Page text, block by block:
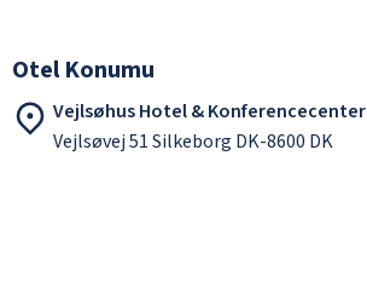
Otel Konumu
Vejlsøhus Hotel & Konferencecenter
Vejlsøvej 51 Silkeborg DK-8600 DK